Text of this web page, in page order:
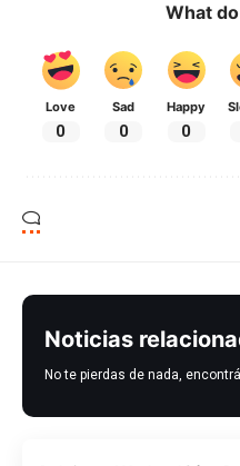
What
Love
0
Sad
0
Happy
0
Noticias
No te pierdas de nada,